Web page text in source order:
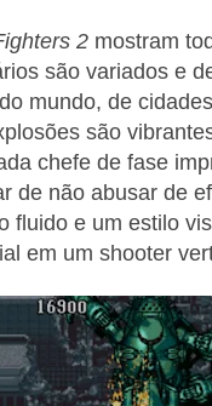
2 mostram
são variados e
mundo, de
são
chefe de fase
de não abusar de
fluido e um estilo
em um shooter